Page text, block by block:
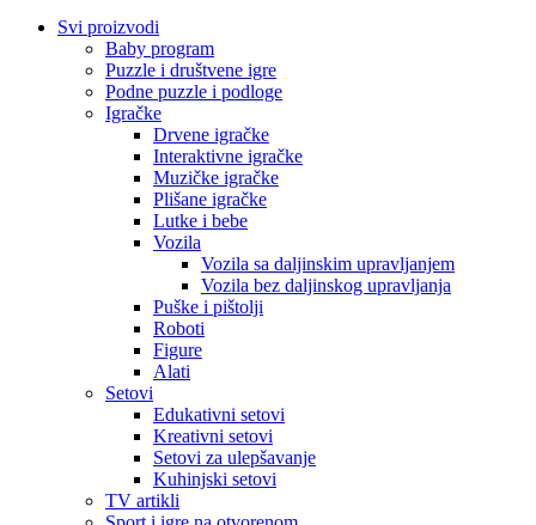
Svi proizvodi
Baby program
Puzzle i društvene igre
Podne puzzle i podloge
Igračke
Drvene igračke
Interaktivne igračke
Muzičke igračke
Plišane igračke
Lutke i bebe
Vozila
Vozila sa daljinskim upravljanjem
Vozila bez daljinskog upravljanja
Puške i pištolji
Roboti
Figure
Alati
Setovi
Edukativni setovi
Kreativni setovi
Setovi za ulepšavanje
Kuhinjski setovi
TV artikli